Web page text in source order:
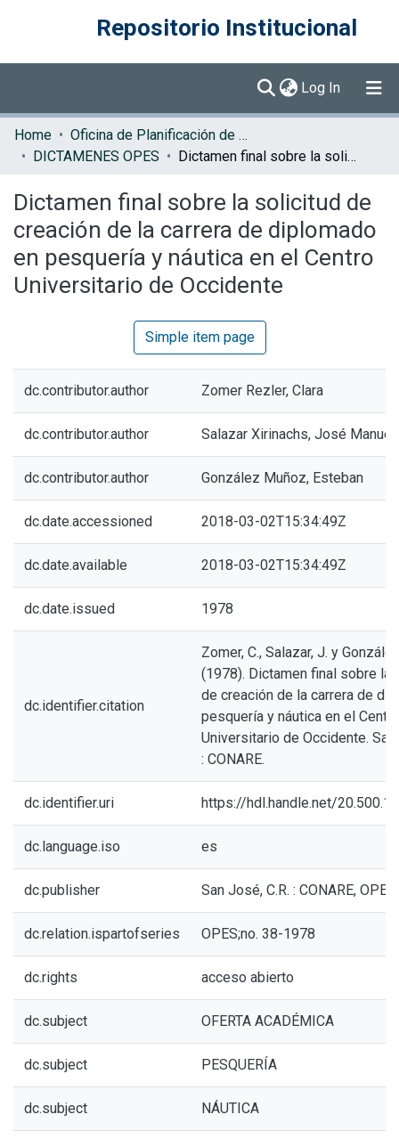
Repositorio Institucional
Log In (current)
Communities & Collections
Browse DSpace
Statistics
Home
Oficina de Planificación de la Educación Superior (OPES)
DICTAMENES OPES
Dictamen final sobre la solicitud de creación de la carrera de diplomado en pesquería y náutica en el Centro Universitario de Occidente
Dictamen final sobre la solicitud de
creación de la carrera de diplomado
en pesquería y náutica en el Centro
Universitario de Occidente
Simple item page
dc.contributor.author Zomer Rezler, Clara
dc.contributor.author Salazar Xirinachs, José Manuel
dc.contributor.author González Muñoz, Esteban
dc.date.accessioned 2018-03-02T15:34:49Z
dc.date.available 2018-03-02T15:34:49Z
dc.date.issued 1978
dc.identifier.citation
Zomer, C., Salazar, J. y
(1978). Dictamen final sobre la
de creación de la carrera de
pesquería y náutica en el Centro
Universitario de Occidente. San
: CONARE.
dc.identifier.uri https://hdl.handle.net/
dc.language.iso es
dc.publisher San José, C.R. : CONARE, OPES
dc.relation.ispartofseries OPES;no. 38-1978
dc.rights acceso abierto
dc.subject OFERTA ACADÉMICA
dc.subject PESQUERÍA
dc.subject NÁUTICA